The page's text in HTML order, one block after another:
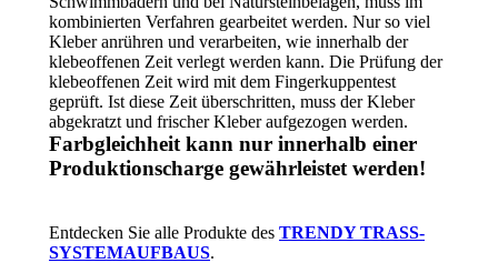
kombinierten Verfahren gearbeitet werden. Nur so viel
Kleber anrühren und verarbeiten, wie innerhalb der
klebeoffenen Zeit verlegt werden kann. Die Prüfung der
klebeoffenen Zeit wird mit dem Fingerkuppentest
geprüft. Ist diese Zeit überschritten, muss der Kleber
abgekratzt und frischer Kleber aufgezogen werden.
Farbgleichheit kann nur innerhalb einer
Produktionscharge gewährleistet werden!
Entdecken Sie alle Produkte des TRENDY TRASS-
SYSTEMAUFBAUS.